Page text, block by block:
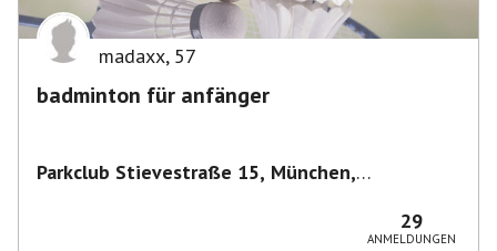
madaxx, 57
badminton für anfänger
Parkclub Stievestraße 15, München,
29
ANMELDUNGEN